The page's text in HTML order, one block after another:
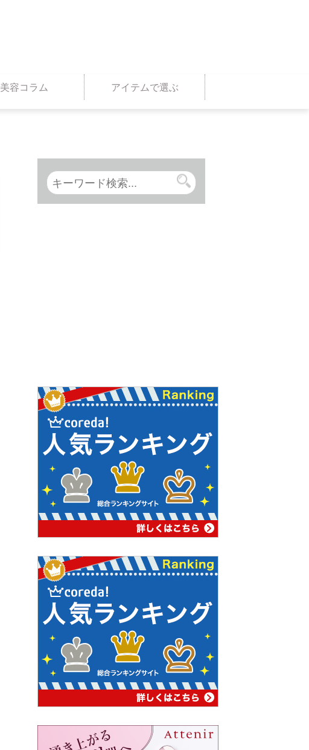
美容コラム アイテムで選ぶ